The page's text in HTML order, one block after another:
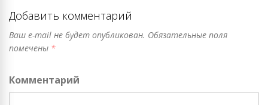
Добавить комментарий
Ваш e-mail не будет опубликован. Обязательные поля
помечены *
Комментарий